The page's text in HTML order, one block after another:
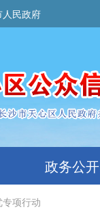
民政府
政务公开
专项行动